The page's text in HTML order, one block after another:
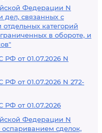
Федерации N
дел, связанных с
категорий
в обороте, и
от 01.07.2026 N
от 01.07.2026 N 272-
от 01.07.2026
Федерации N
сделок,